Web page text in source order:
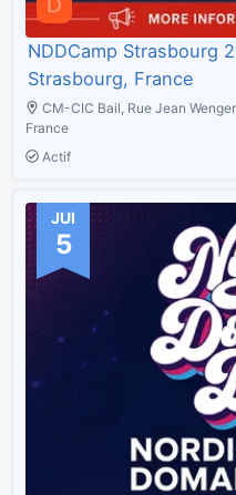
D
NDDCamp Strasbourg
Strasbourg, France
CM-CIC Bail, Rue Jean
France
Actif
JUI
5